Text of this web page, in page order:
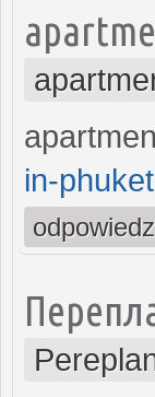
in-
odpowiedz